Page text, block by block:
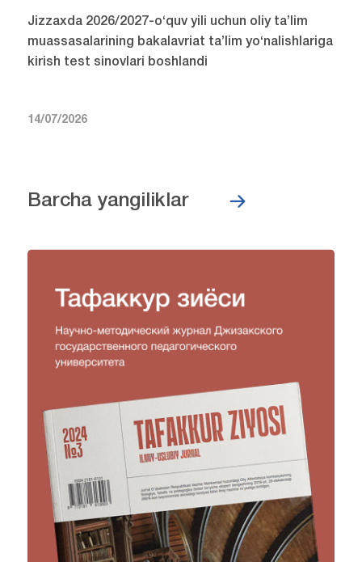
Jizzaxda 2026/2027-o‘quv yili uchun oliy ta’lim
muassasalarining bakalavriat ta’lim yo‘nalishlariga
kirish test sinovlari boshlandi
14/07/2026
Barcha yangiliklar